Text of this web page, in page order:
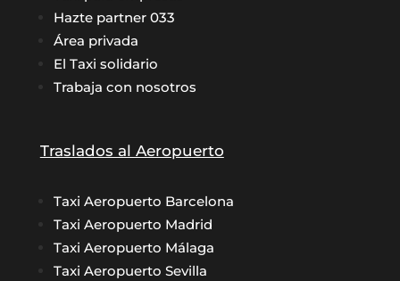
Hazte partner 033
Área privada
El Taxi solidario
Trabaja con nosotros
Traslados al Aeropuerto
Taxi Aeropuerto Barcelona
Taxi Aeropuerto Madrid
Taxi Aeropuerto Málaga
Taxi Aeropuerto Sevilla